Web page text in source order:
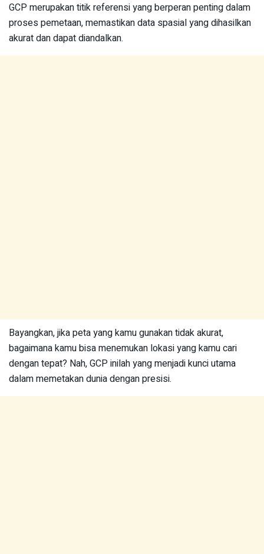
GCP merupakan titik referensi yang berperan penting dalam
proses pemetaan, memastikan data spasial yang dihasilkan
akurat dan dapat diandalkan.
Bayangkan, jika peta yang kamu gunakan tidak akurat,
bagaimana kamu bisa menemukan lokasi yang kamu cari
dengan tepat? Nah, GCP inilah yang menjadi kunci utama
dalam memetakan dunia dengan presisi.